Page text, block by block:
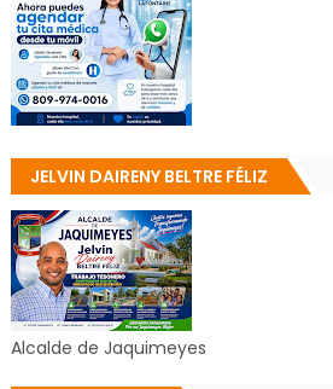
JELVIN DAIRENY BELTRE FÉLIZ
Alcalde de Jaquimeyes